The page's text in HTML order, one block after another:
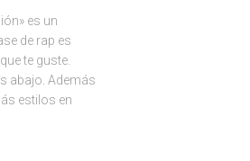
es un
de rap es
te guste.
abajo. Además
estilos en